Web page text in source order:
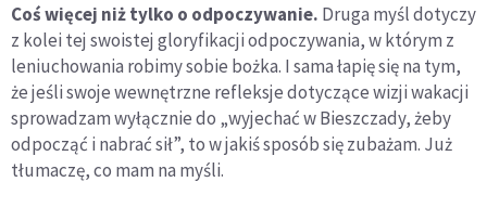
Coś więcej niż tylko o odpoczywanie. Druga myśl dotyczy
z kolei tej swoistej gloryfikacji odpoczywania, w którym z
leniuchowania robimy sobie bożka. I sama łapię się na tym,
że jeśli swoje wewnętrzne refleksje dotyczące wizji wakacji
sprowadzam wyłącznie do „wyjechać w Bieszczady, żeby
odpocząć i nabrać sił”, to w jakiś sposób się zubażam. Już
tłumaczę, co mam na myśli.